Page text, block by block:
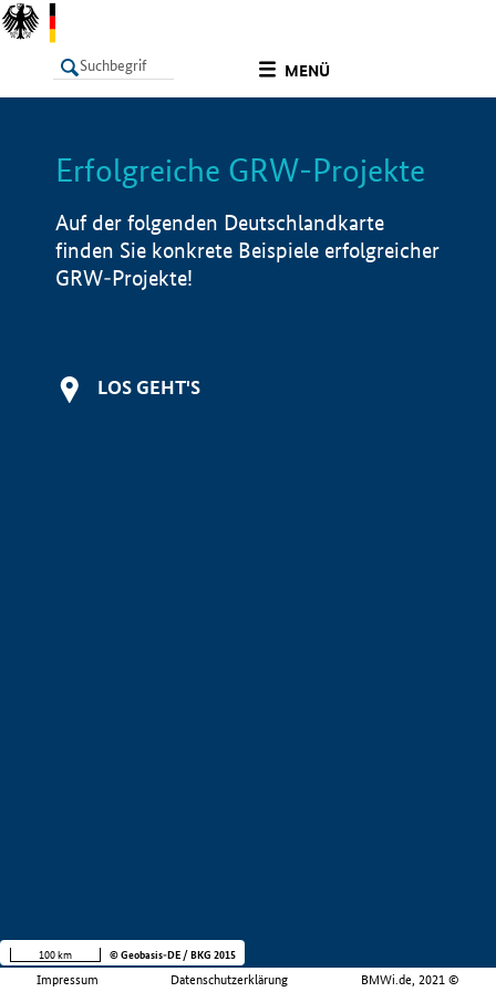
MENÜ
LISTE Info
Erfolgreiche GRW-Projekte
Auf der folgenden Deutschlandkarte
finden Sie konkrete Beispiele erfolgreicher
GRW-Projekte!
LOS GEHT'S
Impressum Datenschutzerklärung BMWi.de, 2021 ©
100 km © Geobasis-DE / BKG 2015